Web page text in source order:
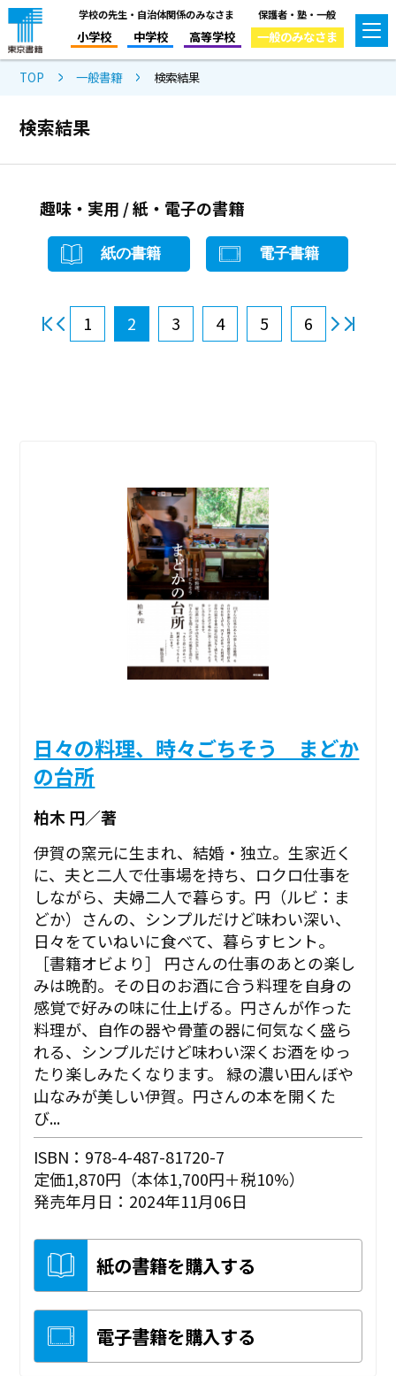
学校の先生・自治体関係のみなさま
小学校 中学校 高等学校
保護者・塾・一般
一般のみなさま
TOP 一般書籍 検索結果
検索結果
趣味・実用 / 紙・電子の書籍
紙の書籍 電子書籍
1 2 3 4 5 6
日々の料理、時々ごちそう まどか
の台所
柏木 円／著
伊賀の窯元に生まれ、結婚・独立。生家近く
に、夫と二人で仕事場を持ち、ロクロ仕事を
しながら、夫婦二人で暮らす。円（ルビ：ま
どか）さんの、シンプルだけど味わい深い、
日々をていねいに食べて、暮らすヒント。
［書籍オビより］ 円さんの仕事のあとの楽し
みは晩酌。その日のお酒に合う料理を自身の
感覚で好みの味に仕上げる。円さんが作った
料理が、自作の器や骨董の器に何気なく盛ら
れる、シンプルだけど味わい深くお酒をゆっ
たり楽しみたくなります。 緑の濃い田んぼや
山なみが美しい伊賀。円さんの本を開くた
び...
ISBN：978-4-487-81720-7
定価1,870円（本体1,700円＋税10%）
発売年月日：2024年11月06日
紙の書籍を購入する
電子書籍を購入する